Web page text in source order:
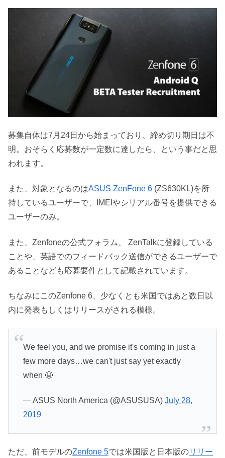
募集自体は7月24日から始まっており、締め切り期日は不
明。おそらく応募数が一定数に達したら、という事だと思
われます。
また、対象となるのはASUS ZenFone 6 (ZS630KL)を所
持しているユーザーで、IMEIやシリアル番号を提供できる
ユーザーのみ。
また、Zenfoneの公式フォラム、 ZenTalkに登録している
ことや、英語でのフィードバック送信ができるユーザーで
あることなども応募要件として記載されています。
ちなみにこのZenfone 6、少なくとも米国ではあと数日以
内に発表もしくはリリースがされる模様。
We feel you, and we promise it's coming in just a
few more days…we can't just say yet exactly
when 😬
— ASUS North America (@ASUSUSA) July 28,
2019
ただ、前モデルのZenfone 5では米国版と日本版のリリー